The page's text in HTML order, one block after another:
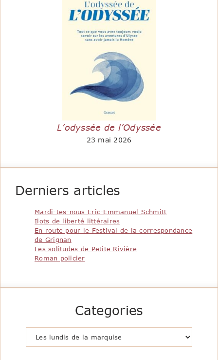
L’odyssée de l’Odyssée
23 mai 2026
Derniers articles
Mardi-tes-nous Eric-Emmanuel Schmitt
Ilots de liberté littéraires
En route pour le Festival de la correspondance
de Grignan
Les solitudes de Petite Rivière
Roman policier
Categories